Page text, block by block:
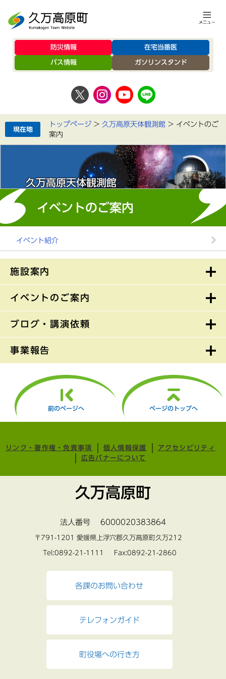
防災情報 在宅当番医
バス情報 ガソリンスタンド
トップページ > 久万高原天体観測館 > イベントのご
案内
久万高原天体観測館
施設案内
イベントのご案内
ブログ・講演依頼
事業報告
イベントのご案内
イベント紹介
前のページへ ページのトップへ
リンク・著作権・免責事項 個人情報保護
アクセシビリティ
広告バナーについて
久万高原町
法人番号 6000020383864
〒791-1201 愛媛県上浮穴郡久万高原町久万212
Tel:0892-21-1111 Fax:0892-21-2860
各課のお問い合わせ
テレフォンガイド
町役場への行き方